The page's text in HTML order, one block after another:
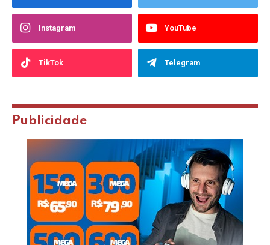
Instagram YouTube
TikTok Telegram
Publicidade